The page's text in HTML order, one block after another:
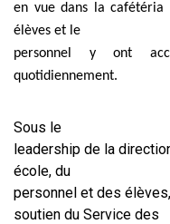
en vue dans la cafétéria
élèves et le
personnel y ont
quotidiennement.
Sous le
leadership de la
école, du
personnel et des
soutien du Service des